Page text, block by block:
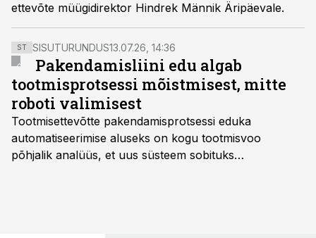
ettevõte müügidirektor Hindrek Männik Äripäevale.
ST SISUTURUNDUS13.07.26, 14:36
Pakendamisliini edu algab
tootmisprotsessi mõistmisest, mitte
roboti valimisest
Tootmisettevõtte pakendamisprotsessi eduka
automatiseerimise aluseks on kogu tootmisvoo
põhjalik analüüs, et uus süsteem sobituks